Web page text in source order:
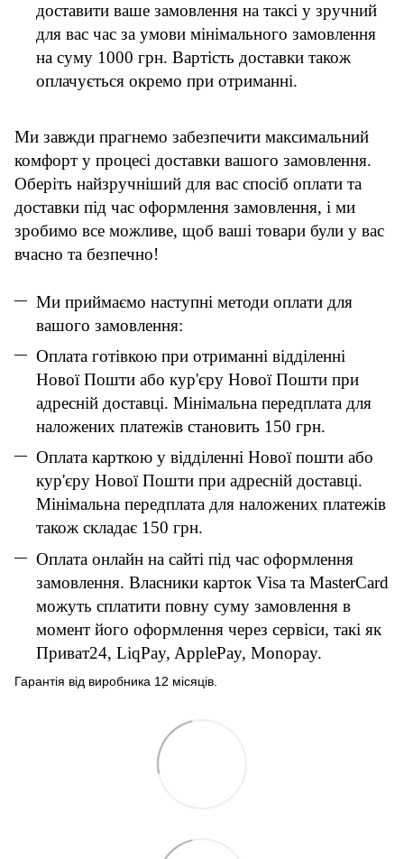
доставити ваше замовлення на таксі у зручний
для вас час за умови мінімального замовлення
на суму 1000 грн. Вартість доставки також
оплачується окремо при отриманні.
Ми завжди прагнемо забезпечити максимальний
комфорт у процесі доставки вашого замовлення.
Оберіть найзручніший для вас спосіб оплати та
доставки під час оформлення замовлення, і ми
зробимо все можливе, щоб ваші товари були у вас
вчасно та безпечно!
Ми приймаємо наступні методи оплати для
вашого замовлення:
Оплата готівкою при отриманні відділенні
Нової Пошти або кур'єру Нової Пошти при
адресній доставці. Мінімальна передплата для
наложених платежів становить 150 грн.
Оплата карткою у відділенні Нової пошти або
кур'єру Нової Пошти при адресній доставці.
Мінімальна передплата для наложених платежів
також складає 150 грн.
Оплата онлайн на сайті під час оформлення
замовлення. Власники карток Visa та MasterCard
можуть сплатити повну суму замовлення в
момент його оформлення через сервіси, такі як
Приват24, LiqPay, ApplePay, Monopay.
Гарантія від виробника 12 місяців.